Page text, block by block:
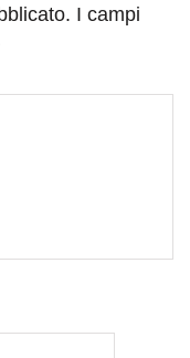
I campi